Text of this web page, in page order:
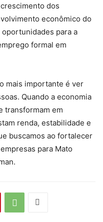
dos
econômico do
para a
formal em
mais importante é ver
Quando a economia
transformam em
renda, estabilidade e
buscamos ao fortalecer
para Mato